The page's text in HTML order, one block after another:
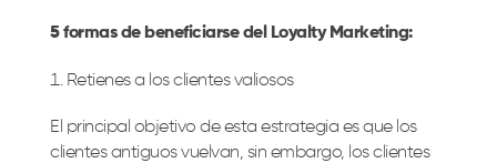
5 formas de beneficiarse del Loyalty Marketing:
Retienes a los clientes valiosos
El principal objetivo de esta estrategia es que los
clientes antiguos vuelvan, sin embargo, los clientes